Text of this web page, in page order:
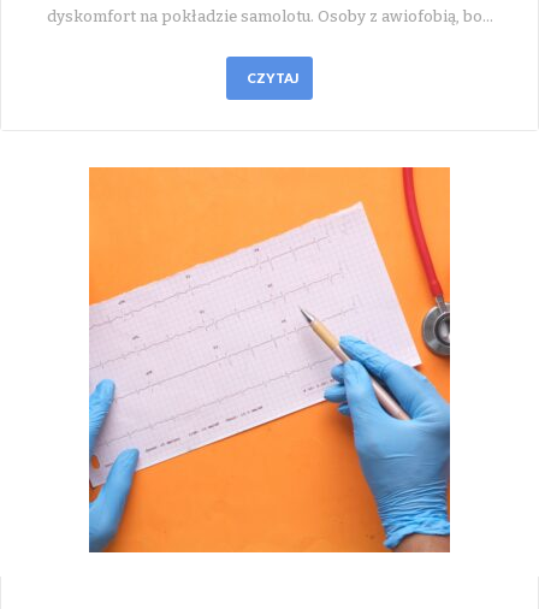
dyskomfort na pokładzie samolotu. Osoby z awiofobią, bo…
CZYTAJ